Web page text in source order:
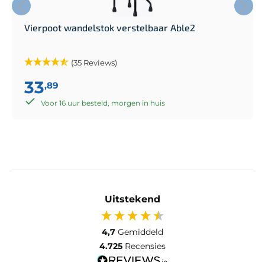
Vierpoot wandelstok verstelbaar Able2
(35 Reviews)
33,89
Voor 16 uur besteld, morgen in huis
Uitstekend
4,7 Gemiddeld
4.725 Recensies